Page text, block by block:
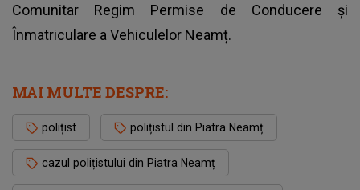
Comunitar Regim Permise de Conducere și
Înmatriculare a Vehiculelor Neamț.
MAI MULTE DESPRE:
polițist polițistul din Piatra Neamț
cazul polițistului din Piatra Neamț